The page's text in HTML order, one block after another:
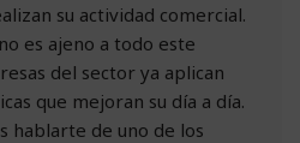
su actividad comercial.
es ajeno a todo este
del sector ya aplican
que mejoran su día a día.
hablarte de uno de los